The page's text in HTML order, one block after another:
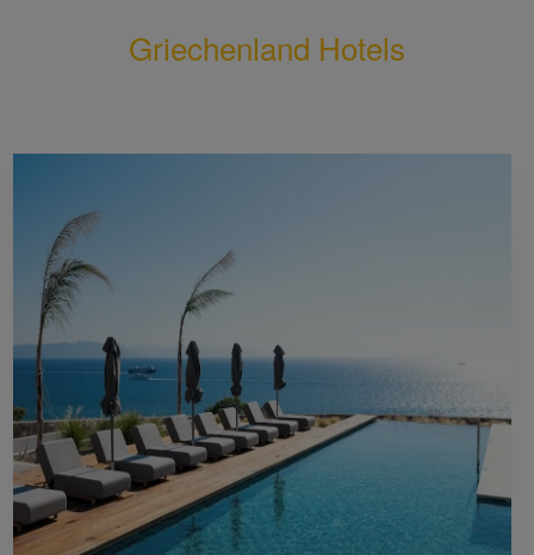
Griechenland Hotels